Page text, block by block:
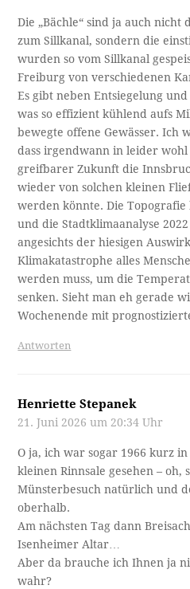
Die „Bächle“ sind ja auch nicht
zum Sillkanal, sondern die
wurden so vom Sillkanal
Freiburg von verschiedenen
Es gibt neben Entsiegelung
was so effizient kühlend aufs
bewegte offene Gewässer. Ich
dass irgendwann in leider
greifbarer Zukunft die
wieder von solchen kleinen
werden könnte. Die
und die Stadtklimaanalyse
angesichts der hiesigen
Klimakatastrophe alles
werden muss, um die
senken. Sieht man eh gerade
Wochenende mit
Antworten
Henriette Stepanek
21. Juni 2026 um 20:34 Uhr
O ja, ich war sogar 1966 kurz
kleinen Rinnsale gesehen –
Münsterbesuch natürlich und
oberhalb.
Am nächsten Tag dann
Isenheimer Altar…
Aber da brauche ich Ihnen ja
wahr?